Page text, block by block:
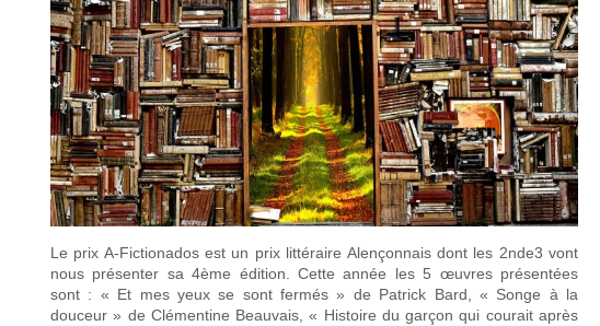
Le prix A-Fictionadosest un prix littéraire Alençonnais dont les 2nde3 vont
nous présenter sa 4ème édition. Cette année les 5 œuvres présentées
sont : « Et mes yeux se sont fermés » de Patrick Bard, « Songe à la
douceur » de Clémentine Beauvais, « Histoire du garçon qui courait après